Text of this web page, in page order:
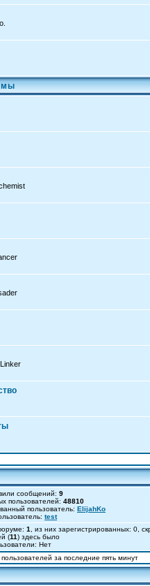
сообщений: 9
пользователей: 48810
пользователь: ElijahKo
test
1 , из них зарегистрированных: 0,
(11) здесь было
Нет
за последние пять минут